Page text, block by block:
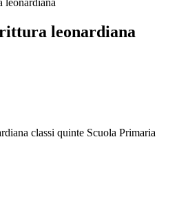
leonardiana
leonardiana
classi quinte Scuola Primaria